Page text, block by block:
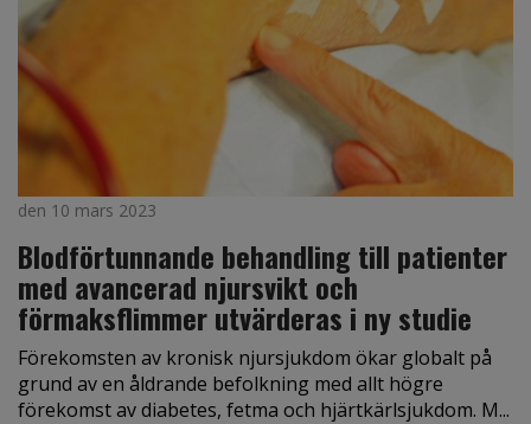
den 10 mars 2023
Blodförtunnande behandling till patienter
med avancerad njursvikt och
förmaksflimmer utvärderas i ny studie
Förekomsten av kronisk njursjukdom ökar globalt på
grund av en åldrande befolkning med allt högre
förekomst av diabetes, fetma och hjärtkärlsjukdom. M...